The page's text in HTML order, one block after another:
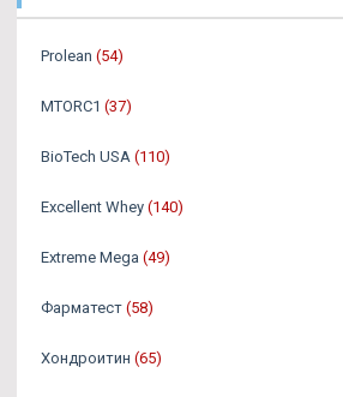
Prolean (54)
MTORC1 (37)
BioTech USA (110)
Excellent Whey (140)
Extreme Mega (49)
Фарматест (58)
Хондроитин (65)